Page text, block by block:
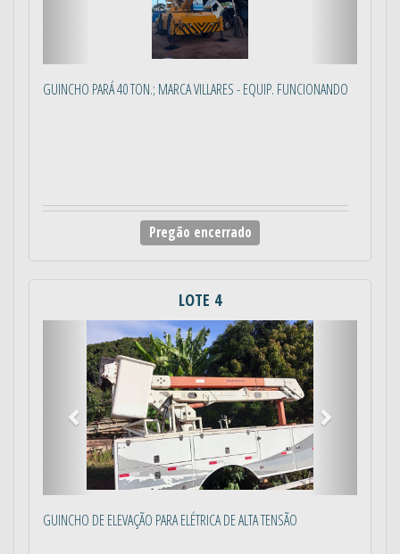
GUINCHO PARÁ 40 TON.; MARCA VILLARES - EQUIP. FUNCIONANDO
Pregão encerrado
LOTE 4
GUINCHO DE ELEVAÇÃO PARA ELÉTRICA DE ALTA TENSÃO